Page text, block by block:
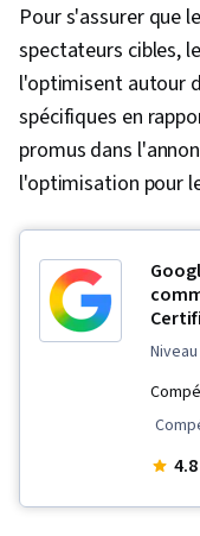
Pour s'assurer que
spectateurs cibles,
l'optimisent autour
spécifiques en
promus dans
l'optimisation pour
4.8